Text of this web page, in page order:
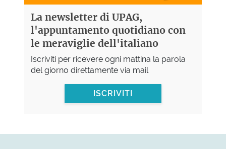
La newsletter di UPAG,
l'appuntamento quotidiano con
le meraviglie dell'italiano
Iscriviti per ricevere ogni mattina la parola
del giorno direttamente via mail
ISCRIVITI